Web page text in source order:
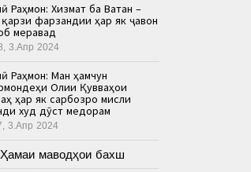
Раҳмон: Хизмат ба Ватан –
фарзандии ҳар як ҷавон
меравад
3.Апр 2024
Раҳмон: Ман ҳамчун
Олии Қувваҳои
ҳар як сарбозро мисли
худ дӯст медорам
3.Апр 2024
Ҳамаи маводҳои бахш